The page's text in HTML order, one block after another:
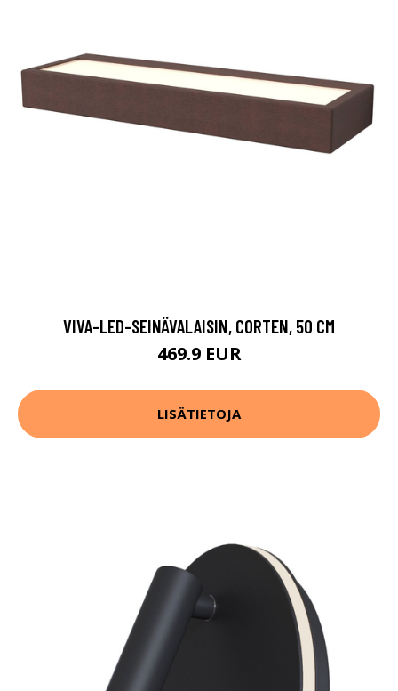
VIVA-LED-SEINÄVALAISIN, CORTEN, 50 CM
469.9 EUR
LISÄTIETOJA